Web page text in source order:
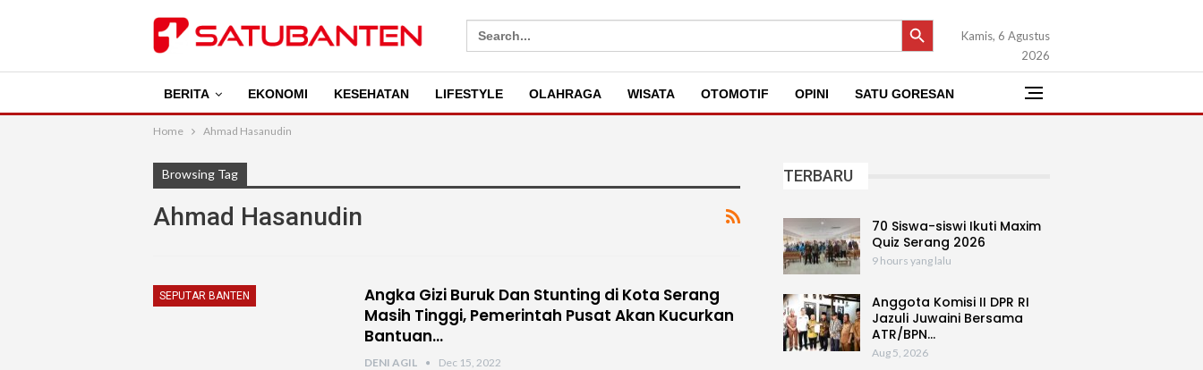
Search
for:
SEARCH BUTTON
Kamis, 6 Agustus
2026
BERITA EKONOMI KESEHATAN LIFESTYLE OLAHRAGA WISATA OTOMOTIF OPINI SATU GORESAN
Home Ahmad Hasanudin
Browsing Tag
Ahmad Hasanudin
SEPUTAR BANTEN
Angka Gizi Buruk Dan Stunting di Kota Serang
Masih Tinggi, Pemerintah Pusat Akan Kucurkan
Bantuan…
DENI AGIL Dec 15, 2022
TERBARU
70 Siswa-siswi Ikuti Maxim
Quiz Serang 2026
9 hours yang lalu
Anggota Komisi II DPR RI
Jazuli Juwaini Bersama
ATR/BPN…
Aug 5, 2026